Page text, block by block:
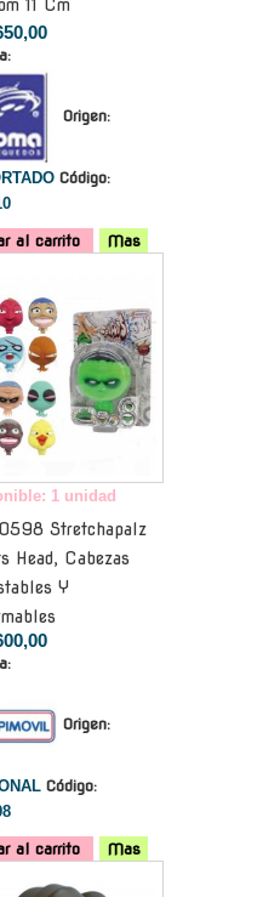
11 Cm
Origen:
Código:
al carrito
Mas
1 unidad
Stretchapalz
Head, Cabezas
Y
Origen:
Código:
al carrito
Mas